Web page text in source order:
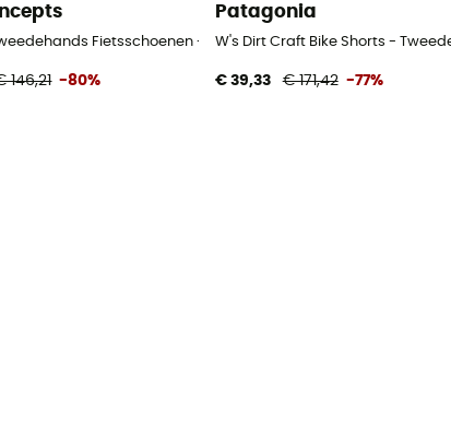
- 41 Fietsschoenen - Dames - Blauw - 36
146,21 -80%
Patagonia
W's Dirt Craft Bike Shorts -
€ 39,33 € 171,42 -77%